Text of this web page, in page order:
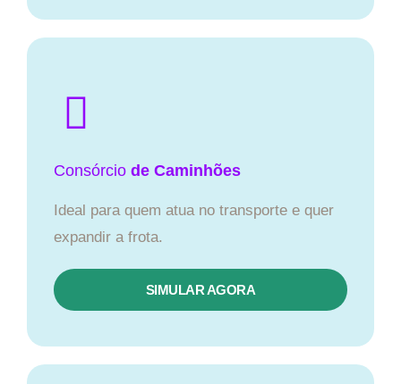
Consórcio de Caminhões
Ideal para quem atua no transporte e quer
expandir a frota.
SIMULAR AGORA